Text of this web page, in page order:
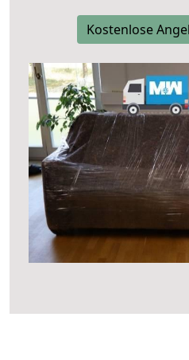
Kostenlose